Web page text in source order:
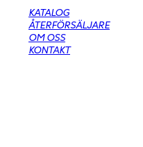
KATALOG
ÅTERFÖRSÄLJARE
OM OSS
KONTAKT